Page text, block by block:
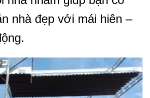
nhà đẹp với mái hiên –